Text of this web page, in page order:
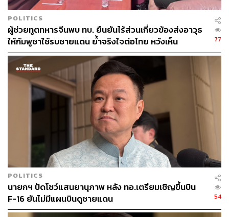
POLITICS
ผู้ช่วยทูตทหารจีนพบ ทบ. ยืนยันไร้ส่วนเกี่ยวข้องส่งอาวุธ
ให้กัมพูชาใช้รบชายแดน ย้ำจริงใจต่อไทย หวังเห็น
ทางออกสันติวิธี
77
POLITICS
นายกฯ ปัดโชว์แสนยานุภาพ หลัง ทอ.เตรียมเชิญขึ้นบิน
F-16 ยันไม่มีแผนบินดูชายแดน
54